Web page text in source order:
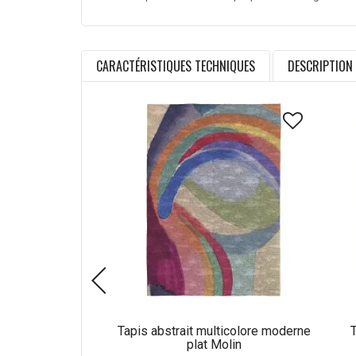
CARACTÉRISTIQUES TECHNIQUES DESCRIPTION
Tapis abstrait multicolore moderne
plat Molin